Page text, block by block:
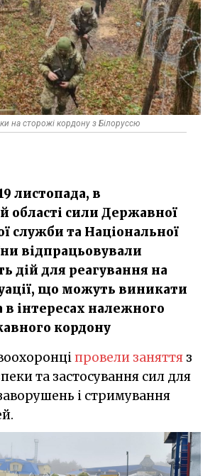
на сторожі кордону з Білоруссю
листопада, в
області сили Державної
служби та Національної
відпрацьовували
дій для реагування на
що можуть виникати
в інтересах належного
кордону
провели заняття з
та застосування сил для
і стримування